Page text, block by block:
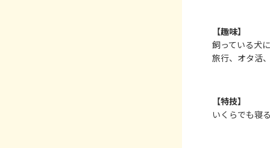
【趣味】
飼っている犬
旅行、オタ活
【特技】
いくらでも寝